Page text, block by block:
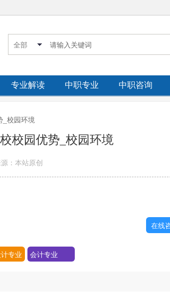
专业解读 中职专业 中职咨询
_校园环境
校园优势_校园环境
：本站原创
专业 会计专业
在线